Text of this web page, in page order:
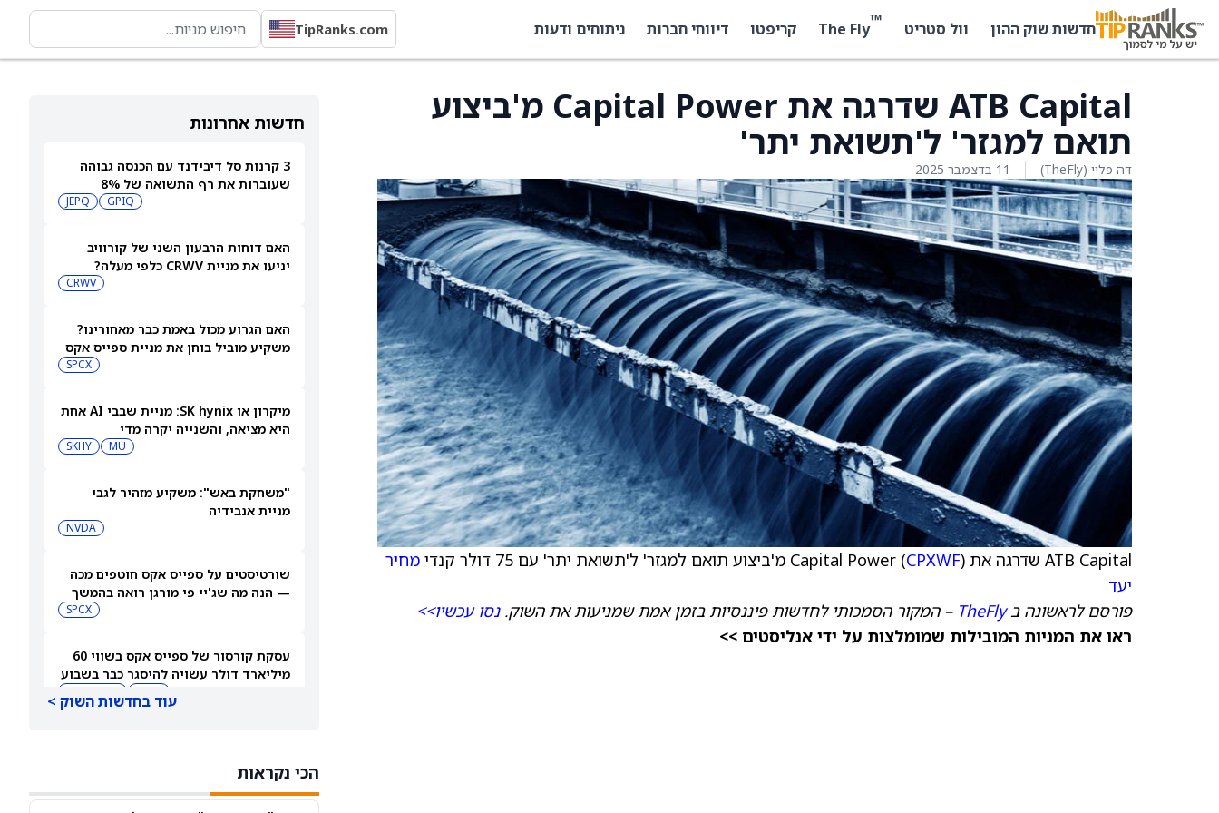
חדשות שוק ההון וול סטריט ™
The Fly קריפטו דיווחי חברות ניתוחים ודעות TipRanks.com
חדשות אחרונות
3 קרנות סל דיבידנד עם הכנסה גבוהה
שעוברות את רף התשואה של 8%
GPIQ
JEPQ
האם דוחות הרבעון השני של קורוויב
יניעו את מניית CRWV כלפי מעלה?
CRWV
האם הגרוע מכול באמת כבר מאחורינו?
משקיע מוביל בוחן את מניית ספייס אקס
SPCX
מיקרון או SK hynix: מניית שבבי AI אחת
היא מציאה, והשנייה יקרה מדי
MU
SKHY
"משחקת באש": משקיע מזהיר לגבי
מניית אנבידיה
NVDA
שורטיסטים על ספייס אקס חוטפים מכה
— הנה מה שג'יי פי מורגן רואה בהמשך
SPCX
עסקת קורסור של ספייס אקס בשווי 60
מיליארד דולר עשויה להיסגר כבר בשבוע
לטסלה
עוד בחדשות השוק >
הכי נקראות
ATB Capital שדרגה את Capital Power מ'ביצוע
תואם למגזר' ל'תשואת יתר'
דה פליי (TheFly) 11 בדצמבר 2025
ATB Capital שדרגה את Capital Power ( CPXWF) מ'ביצוע תואם למגזר' ל'תשואת יתר' עם 75 דולר קנדי
מחיר
יעד
פורסם לראשונה בTheFly – המקור הסמכותי לחדשות פיננסיות בזמן אמת שמניעות את השוק.נסו עכשיו>>
ראו את המניות המובילות שמומלצות על ידי אנליסטים >>